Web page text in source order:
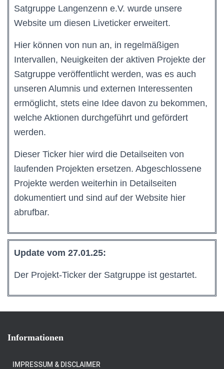
Satgruppe Langenzenn e.V. wurde unsere
Website um diesen Liveticker erweitert.
Hier können von nun an, in regelmäßigen
Intervallen, Neuigkeiten der aktiven Projekte der
Satgruppe veröffentlicht werden, was es auch
unseren Alumnis und externen Interessenten
ermöglicht, stets eine Idee davon zu bekommen,
welche Aktionen durchgeführt und gefördert
werden.
Dieser Ticker hier wird die Detailseiten von
laufenden Projekten ersetzen. Abgeschlossene
Projekte werden weiterhin in Detailseiten
dokumentiert und sind auf der Website hier
abrufbar.
Update vom 27.01.25:
Der Projekt-Ticker der Satgruppe ist gestartet.
Informationen
IMPRESSUM & DISCLAIMER